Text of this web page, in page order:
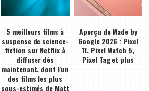
5 meilleurs films à
suspense de science-
fiction sur Netflix à
diffuser dès
maintenant, dont l'un
des films les plus
sous-estimés de Matt
Aperçu de Made by
Google 2026 : Pixel
11, Pixel Watch 5,
Pixel Tag et plus